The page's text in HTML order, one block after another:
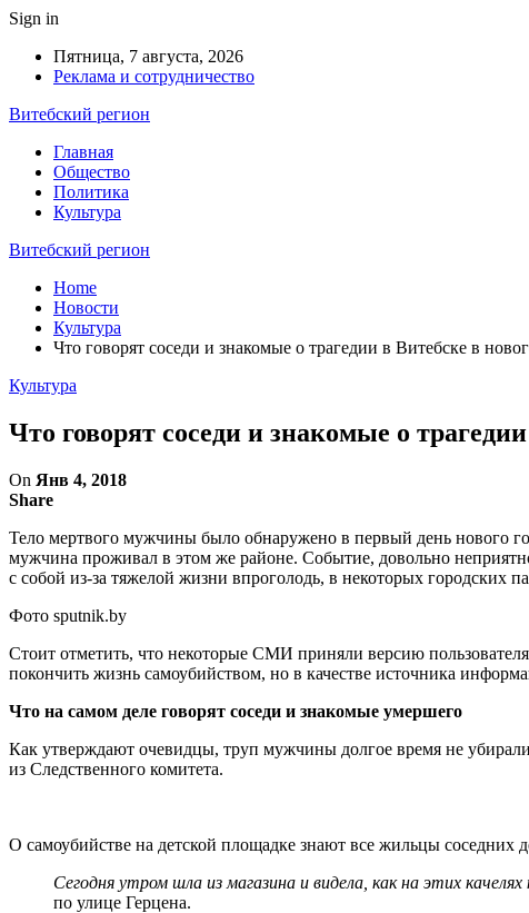
Sign in
Пятница, 7 августа, 2026
Реклама и сотрудничество
Витебский регион
Главная
Общество
Политика
Культура
Витебский регион
Home
Новости
Культура
Что говорят соседи и знакомые о трагедии в Витебске в
Культура
Что говорят соседи и знакомые о
On Янв 4, 2018
Share
Тело мертвого мужчины было обнаружено в первый день нового
мужчина проживал в этом же районе. Событие, довольно
с собой из-за тяжелой жизни впроголодь, в некоторых городских
Фото sputnik.by
Стоит отметить, что некоторые СМИ приняли версию
покончить жизнь самоубийством, но в качестве источника
Что на самом деле говорят соседи и знакомые умершего
Как утверждают очевидцы, труп мужчины долгое время не
из Следственного комитета.
О самоубийстве на детской площадке знают все жильцы
Сегодня утром шла из магазина и видела, как на этих
по улице Герцена.